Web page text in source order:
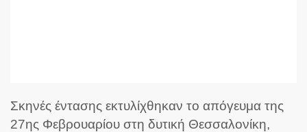
Σκηνές έντασης εκτυλίχθηκαν το απόγευμα της
27ης Φεβρουαρίου στη δυτική Θεσσαλονίκη,